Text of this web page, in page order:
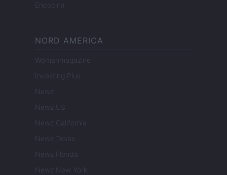
Encocina
NORD AMERICA
Womanmagazine
Investing Plus
Newz
Newz US
Newz California
Newz Texas
Newz Florida
Newz New York